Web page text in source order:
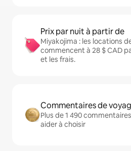
Prix par nuit à partir de
Miyakojima : les locations
commencent à 28 $ CAD
et les frais.
Commentaires de
Plus de 1 490
aider à choisir